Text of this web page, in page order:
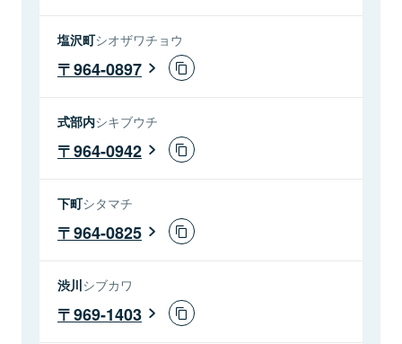
塩沢町シオザワチョウ
964-0897
式部内シキブウチ
964-0942
下町シタマチ
964-0825
渋川シブカワ
969-1403